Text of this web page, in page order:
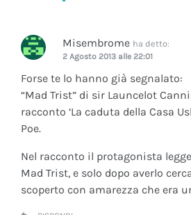
Misembrome ha detto:
2 Agosto 2013 alle 22:01
Forse te lo hanno già segnalato:
“Mad Trist” di sir Launcelot
racconto ‘La caduta della Casa
Poe.
Nel racconto il protagonista
Mad Trist, e solo dopo averlo
scoperto con amarezza che era